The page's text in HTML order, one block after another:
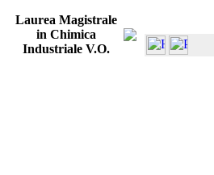
Laurea Magistrale
in Chimica
Industriale V.O.